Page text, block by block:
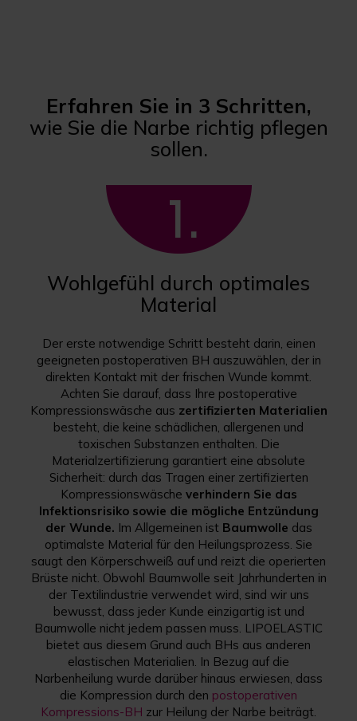
Erfahren Sie in 3 Schritten,
wie Sie die Narbe richtig pflegen
sollen.
Wohlgefühl durch optimales
Material
Der erste notwendige Schritt besteht darin, einen
geeigneten postoperativen BH auszuwählen, der in
direkten Kontakt mit der frischen Wunde kommt.
Achten Sie darauf, dass Ihre postoperative
Kompressionswäsche aus zertifizierten Materialien
besteht, die keine schädlichen, allergenen und
toxischen Substanzen enthalten. Die
Materialzertifizierung garantiert eine absolute
Sicherheit: durch das Tragen einer zertifizierten
Kompressionswäsche verhindern Sie das
Infektionsrisiko sowie die mögliche Entzündung
der Wunde. Im Allgemeinen ist Baumwolle das
optimalste Material für den Heilungsprozess. Sie
saugt den Körperschweiß auf und reizt die operierten
Brüste nicht. Obwohl Baumwolle seit Jahrhunderten in
der Textilindustrie verwendet wird, sind wir uns
bewusst, dass jeder Kunde einzigartig ist und
Baumwolle nicht jedem passen muss. LIPOELASTIC
bietet aus diesem Grund auch BHs aus anderen
elastischen Materialien. In Bezug auf die
Narbenheilung wurde darüber hinaus erwiesen, dass
die Kompression durch den postoperativen
Kompressions-BH zur Heilung der Narbe beiträgt.